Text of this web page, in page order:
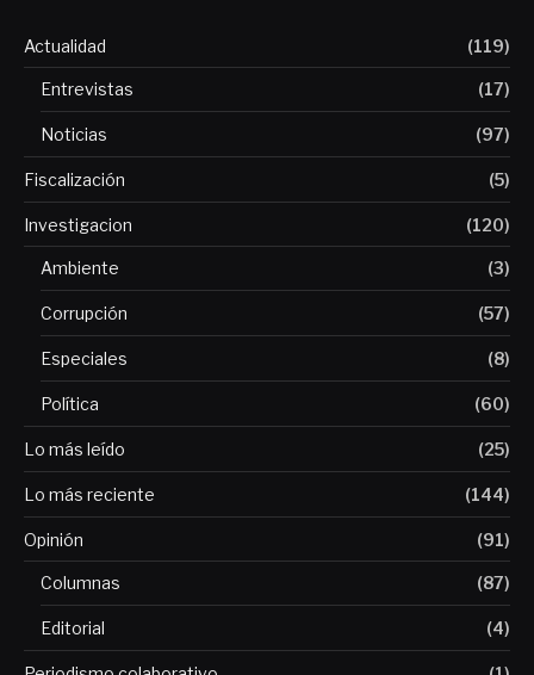
Actualidad (119)
Entrevistas (17)
Noticias (97)
Fiscalización (5)
Investigacion (120)
Ambiente (3)
Corrupción (57)
Especiales (8)
Política (60)
Lo más leído (25)
Lo más reciente (144)
Opinión (91)
Columnas (87)
Editorial (4)